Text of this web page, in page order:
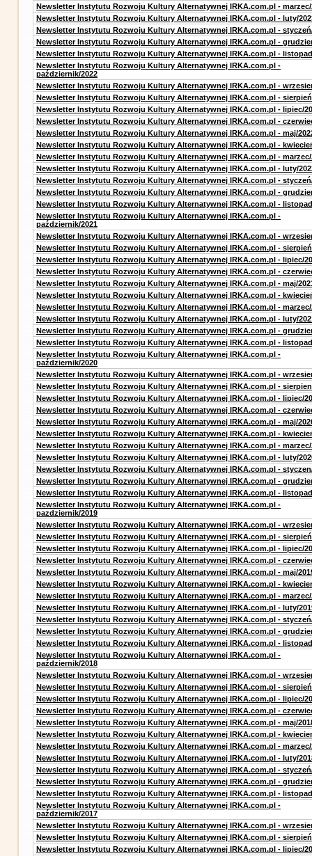
Newsletter Instytutu Rozwoju Kultury Alternatywnej IRKA.com.pl - marzec/
Newsletter Instytutu Rozwoju Kultury Alternatywnej IRKA.com.pl - luty/
Newsletter Instytutu Rozwoju Kultury Alternatywnej IRKA.com.pl -
Newsletter Instytutu Rozwoju Kultury Alternatywnej IRKA.com.pl -
Newsletter Instytutu Rozwoju Kultury Alternatywnej IRKA.com.pl -
Newsletter Instytutu Rozwoju Kultury Alternatywnej IRKA.com.pl -
październik/2022
Newsletter Instytutu Rozwoju Kultury Alternatywnej IRKA.com.pl -
Newsletter Instytutu Rozwoju Kultury Alternatywnej IRKA.com.pl -
Newsletter Instytutu Rozwoju Kultury Alternatywnej IRKA.com.pl - lipiec/
Newsletter Instytutu Rozwoju Kultury Alternatywnej IRKA.com.pl -
Newsletter Instytutu Rozwoju Kultury Alternatywnej IRKA.com.pl - maj/
Newsletter Instytutu Rozwoju Kultury Alternatywnej IRKA.com.pl -
Newsletter Instytutu Rozwoju Kultury Alternatywnej IRKA.com.pl - marzec/
Newsletter Instytutu Rozwoju Kultury Alternatywnej IRKA.com.pl - luty/
Newsletter Instytutu Rozwoju Kultury Alternatywnej IRKA.com.pl -
Newsletter Instytutu Rozwoju Kultury Alternatywnej IRKA.com.pl -
Newsletter Instytutu Rozwoju Kultury Alternatywnej IRKA.com.pl -
Newsletter Instytutu Rozwoju Kultury Alternatywnej IRKA.com.pl -
październik/2021
Newsletter Instytutu Rozwoju Kultury Alternatywnej IRKA.com.pl -
Newsletter Instytutu Rozwoju Kultury Alternatywnej IRKA.com.pl -
Newsletter Instytutu Rozwoju Kultury Alternatywnej IRKA.com.pl - lipiec/
Newsletter Instytutu Rozwoju Kultury Alternatywnej IRKA.com.pl -
Newsletter Instytutu Rozwoju Kultury Alternatywnej IRKA.com.pl - maj/
Newsletter Instytutu Rozwoju Kultury Alternatywnej IRKA.com.pl -
Newsletter Instytutu Rozwoju Kultury Alternatywnej IRKA.com.pl - marzec/
Newsletter Instytutu Rozwoju Kultury Alternatywnej IRKA.com.pl - luty/
Newsletter Instytutu Rozwoju Kultury Alternatywnej IRKA.com.pl -
Newsletter Instytutu Rozwoju Kultury Alternatywnej IRKA.com.pl -
Newsletter Instytutu Rozwoju Kultury Alternatywnej IRKA.com.pl -
październik/2020
Newsletter Instytutu Rozwoju Kultury Alternatywnej IRKA.com.pl -
Newsletter Instytutu Rozwoju Kultury Alternatywnej IRKA.com.pl -
Newsletter Instytutu Rozwoju Kultury Alternatywnej IRKA.com.pl - lipiec/
Newsletter Instytutu Rozwoju Kultury Alternatywnej IRKA.com.pl -
Newsletter Instytutu Rozwoju Kultury Alternatywnej IRKA.com.pl - maj/
Newsletter Instytutu Rozwoju Kultury Alternatywnej IRKA.com.pl -
Newsletter Instytutu Rozwoju Kultury Alternatywnej IRKA.com.pl - marzec/
Newsletter Instytutu Rozwoju Kultury Alternatywnej IRKA.com.pl - luty/
Newsletter Instytutu Rozwoju Kultury Alternatywnej IRKA.com.pl -
Newsletter Instytutu Rozwoju Kultury Alternatywnej IRKA.com.pl -
Newsletter Instytutu Rozwoju Kultury Alternatywnej IRKA.com.pl -
Newsletter Instytutu Rozwoju Kultury Alternatywnej IRKA.com.pl -
pazdziernik/2019
Newsletter Instytutu Rozwoju Kultury Alternatywnej IRKA.com.pl -
Newsletter Instytutu Rozwoju Kultury Alternatywnej IRKA.com.pl -
Newsletter Instytutu Rozwoju Kultury Alternatywnej IRKA.com.pl - lipiec/
Newsletter Instytutu Rozwoju Kultury Alternatywnej IRKA.com.pl -
Newsletter Instytutu Rozwoju Kultury Alternatywnej IRKA.com.pl - maj/
Newsletter Instytutu Rozwoju Kultury Alternatywnej IRKA.com.pl -
Newsletter Instytutu Rozwoju Kultury Alternatywnej IRKA.com.pl - marzec/
Newsletter Instytutu Rozwoju Kultury Alternatywnej IRKA.com.pl - luty/
Newsletter Instytutu Rozwoju Kultury Alternatywnej IRKA.com.pl -
Newsletter Instytutu Rozwoju Kultury Alternatywnej IRKA.com.pl -
Newsletter Instytutu Rozwoju Kultury Alternatywnej IRKA.com.pl -
Newsletter Instytutu Rozwoju Kultury Alternatywnej IRKA.com.pl -
październik/2018
Newsletter Instytutu Rozwoju Kultury Alternatywnej IRKA.com.pl -
Newsletter Instytutu Rozwoju Kultury Alternatywnej IRKA.com.pl -
Newsletter Instytutu Rozwoju Kultury Alternatywnej IRKA.com.pl - lipiec/
Newsletter Instytutu Rozwoju Kultury Alternatywnej IRKA.com.pl -
Newsletter Instytutu Rozwoju Kultury Alternatywnej IRKA.com.pl - maj/
Newsletter Instytutu Rozwoju Kultury Alternatywnej IRKA.com.pl -
Newsletter Instytutu Rozwoju Kultury Alternatywnej IRKA.com.pl - marzec/
Newsletter Instytutu Rozwoju Kultury Alternatywnej IRKA.com.pl - luty/
Newsletter Instytutu Rozwoju Kultury Alternatywnej IRKA.com.pl -
Newsletter Instytutu Rozwoju Kultury Alternatywnej IRKA.com.pl -
Newsletter Instytutu Rozwoju Kultury Alternatywnej IRKA.com.pl -
Newsletter Instytutu Rozwoju Kultury Alternatywnej IRKA.com.pl -
październik/2017
Newsletter Instytutu Rozwoju Kultury Alternatywnej IRKA.com.pl -
Newsletter Instytutu Rozwoju Kultury Alternatywnej IRKA.com.pl -
Newsletter Instytutu Rozwoju Kultury Alternatywnej IRKA.com.pl - lipiec/